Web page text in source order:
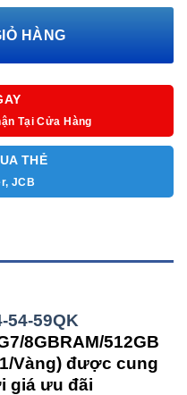
HÀNG
Tại Cửa Hàng
THẺ
JCB
54-59QK
8GBRAM/512GB
Vàng) được cung
giá ưu đãi